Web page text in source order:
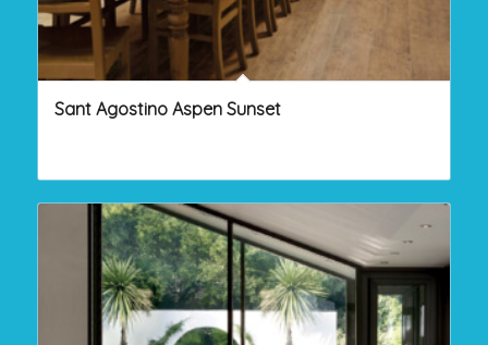
Sant Agostino Aspen Sunset